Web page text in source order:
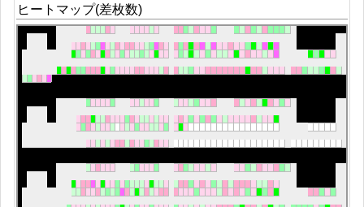
ヒートマップ(差枚数)